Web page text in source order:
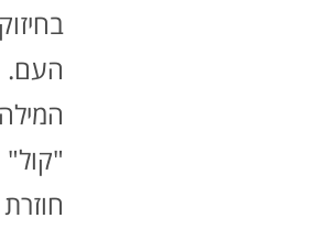
בחיזוק
העם.
המילה
"קול"
חוזרת